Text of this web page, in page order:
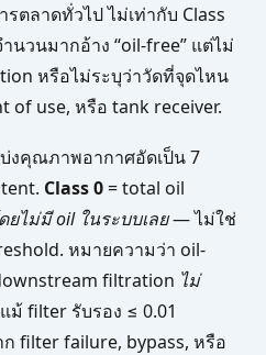
ตลาดทั่วไป ไม่เท่ากับ Class
นวนมากอ้าง “oil-free” แต่ไม่
หรือไม่ระบุว่าวัดที่จุดไหน
of use, หรือ tank receiver.
งคุณภาพอากาศอัดเป็น 7
Class 0= total oil
ยไม่มี oil ในระบบเลย— ไม่ใช่
หมายความว่า oil-
filtration ไม่
ม้ filter รับรอง ≤ 0.01
filter failure, bypass, หรือ